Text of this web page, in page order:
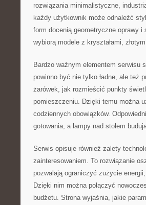
rozwiązania minimalistyczne,
każdy użytkownik może odnaleźć
form docenią geometryczne oprawy
wybiorą modele z kryształami,
Bardzo ważnym elementem serwisu
powinno być nie tylko ładne, ale też
żarówek, jak rozmieścić punkty
pomieszczeniu. Dzięki temu można
codziennych obowiązków.
gotowania, a lampy nad stołem
Serwis opisuje również zalety
zainteresowaniem. To rozwiązanie
pozwalają ograniczyć zużycie
Dzięki nim można połączyć
budżetu. Strona wyjaśnia, jakie